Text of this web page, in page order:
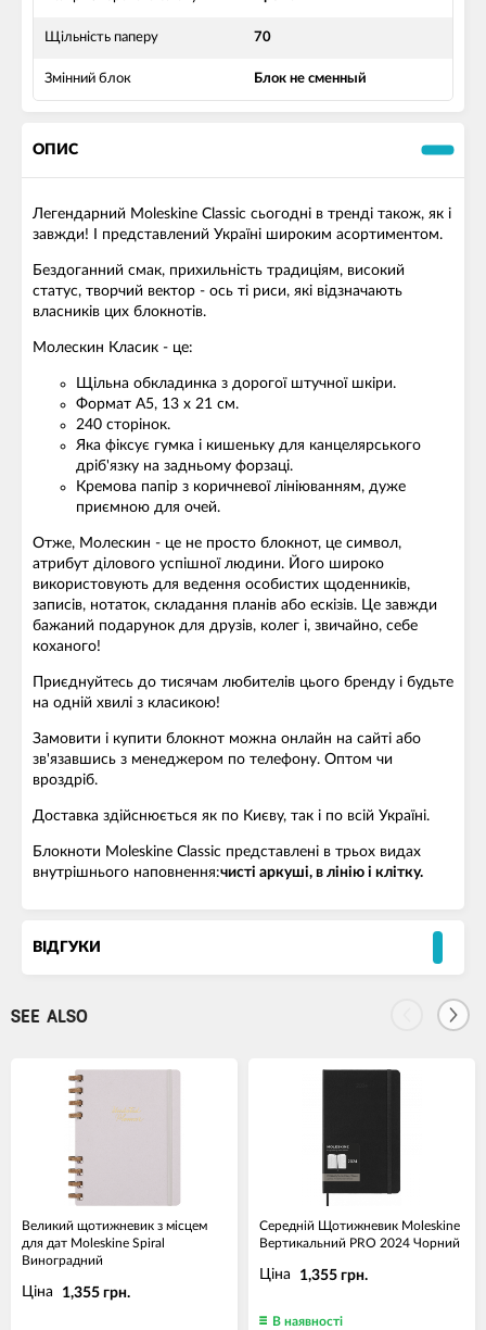
Щільність паперу 70
Змінний блок Блок не сменный
ОПИС
Легендарний Moleskine Classic сьогодні в тренді також, як і
завжди! І представлений Україні широким асортиментом.
Бездоганний смак, прихильність традиціям, високий
статус, творчий вектор - ось ті риси, які відзначають
власників цих блокнотів.
Молескин Класик - це:
Щільна обкладинка з дорогої штучної шкіри.
Формат А5, 13 х 21 см.
240 сторінок.
Яка фіксує гумка і кишеньку для канцелярського
дріб'язку на задньому форзаці.
Кремова папір з коричневої лініюванням, дуже
приємною для очей.
Отже, Молескин - це не просто блокнот, це символ,
атрибут ділового успішної людини. Його широко
використовують для ведення особистих щоденників,
записів, нотаток, складання планів або ескізів. Це завжди
бажаний подарунок для друзів, колег і, звичайно, себе
коханого!
Приєднуйтесь до тисячам любителів цього бренду і будьте
на одній хвилі з класикою!
Замовити і купити блокнот можна онлайн на сайті або
зв'язавшись з менеджером по телефону. Оптом чи
вроздріб.
Доставка здійснюється як по Києву, так і по всій Україні.
Блокноти Moleskine Classic представлені в трьох видах
внутрішнього наповнення:чисті аркуші, в лінію і клітку.
ВІДГУКИ
SEE ALSO
Великий щотижневик з місцем
для дат Moleskine Spiral
Виноградний
Ціна 1,355 грн.
Середній Щотижневик Moleskine
Вертикальний PRO 2024 Чорний
Ціна 1,355 грн.
В наявності